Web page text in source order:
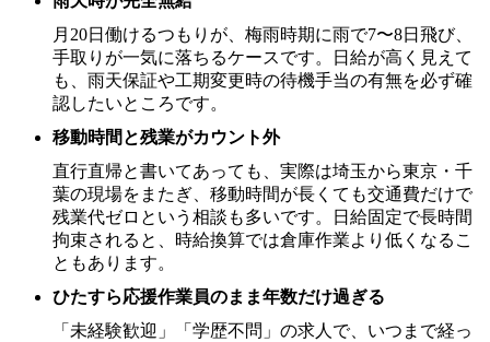
月20日働けるつもりが、梅雨時期に雨で7〜8日飛び、
手取りが一気に落ちるケースです。日給が高く見えて
も、雨天保証や工期変更時の待機手当の有無を必ず確
認したいところです。
移動時間と残業がカウント外
直行直帰と書いてあっても、実際は埼玉から東京・千
葉の現場をまたぎ、移動時間が長くても交通費だけで
残業代ゼロという相談も多いです。日給固定で長時間
拘束されると、時給換算では倉庫作業より低くなるこ
ともあります。
ひたすら応援作業員のまま年数だけ過ぎる
「未経験歓迎」「学歴不問」の求人で、いつまで経っ